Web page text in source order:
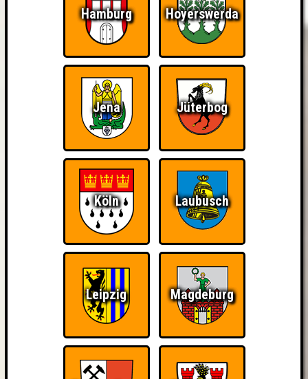
Hamburg Hoyerswerda
Jena Jüterbog
Köln Laubusch
Leipzig Magdeburg